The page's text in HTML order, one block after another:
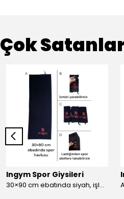
Çok
Ingym Spor Giysileri
30×90 cm ebatında siyah, işlemeli spor havlusu